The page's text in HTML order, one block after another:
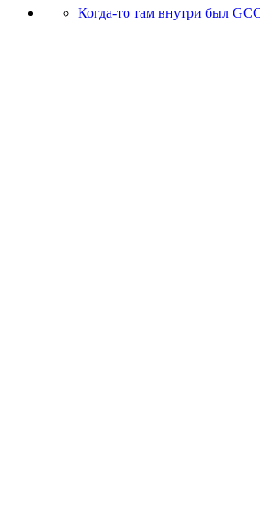
Когда-то там внутри был